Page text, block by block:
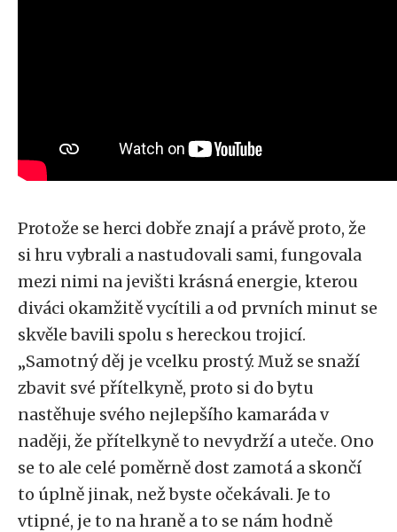
Protože se herci dobře znají a právě proto, že
si hru vybrali a nastudovali sami, fungovala
mezi nimi na jevišti krásná energie, kterou
diváci okamžitě vycítili a od prvních minut se
skvěle bavili spolu s hereckou trojicí.
„Samotný děj je vcelku prostý. Muž se snaží
zbavit své přítelkyně, proto si do bytu
nastěhuje svého nejlepšího kamaráda v
naději, že přítelkyně to nevydrží a uteče. Ono
se to ale celé poměrně dost zamotá a skončí
to úplně jinak, než byste očekávali. Je to
vtipné, je to na hraně a to se nám hodně